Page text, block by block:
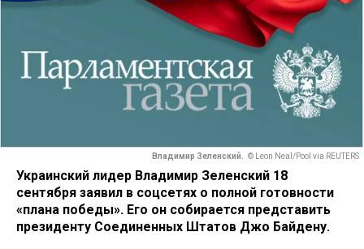
Владимир Зеленский. © Leon Neal/Pool via REUTERS
Украинский лидер Владимир Зеленский 18
сентября заявил в соцсетях о полной готовности
«плана победы». Его он собирается представить
президенту Соединенных Штатов Джо Байдену.